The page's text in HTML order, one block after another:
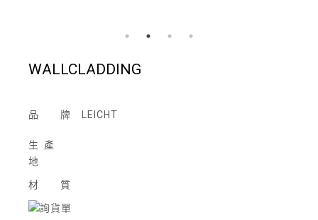
WALLCLADDING
品 牌 LEICHT
生產
地
材 質